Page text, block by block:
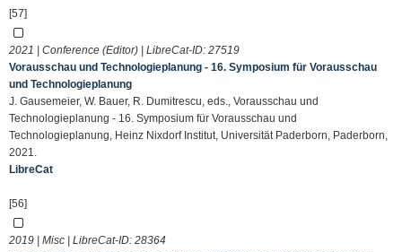
[57]
2021 | Conference (Editor) | LibreCat-ID: 27519
Vorausschau und Technologieplanung - 16. Symposium für Vorausschau
und Technologieplanung
J. Gausemeier, W. Bauer, R. Dumitrescu, eds., Vorausschau und
Technologieplanung - 16. Symposium für Vorausschau und
Technologieplanung, Heinz Nixdorf Institut, Universität Paderborn, Paderborn,
2021.
LibreCat
[56]
2019 | Misc | LibreCat-ID: 28364